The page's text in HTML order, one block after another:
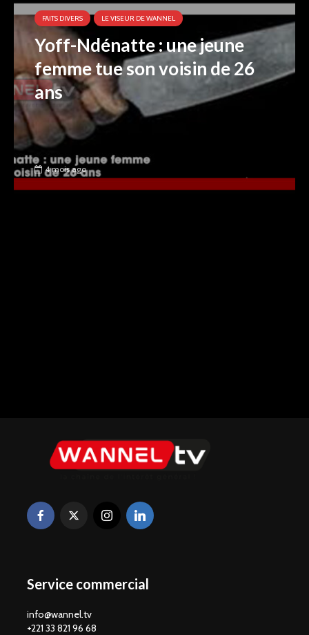
FAITS DIVERS LE VISEUR DE WANNEL
Yoff-Ndénatte : une jeune
femme tue son voisin de 26
ans
4 mois ago
Service commercial
info@wannel.tv
+221 33 821 96 68